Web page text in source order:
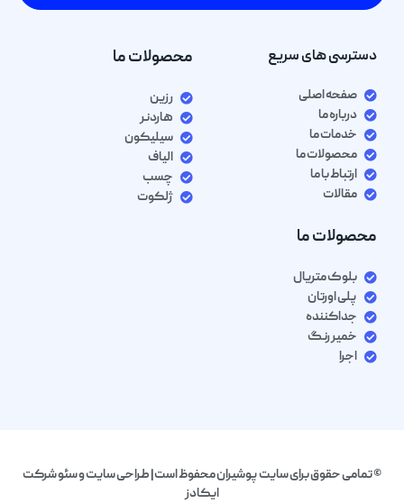
دسترسی های سریع
صفحه اصلی
درباره ما
خدمات ما
محصولات ما
ارتباط با ما
مقالات
محصولات ما
رزین
هاردنر
سیلیکون
الیاف
چسب
ژلکوت
محصولات ما
بلوک متریال
پلی اورتان
جداکننده
خمیر رنگ
اجرا
© تمامی حقوق برای سایت پوشیران محفوظ است| طراحی سایت و سئو شرکت
ایکادز